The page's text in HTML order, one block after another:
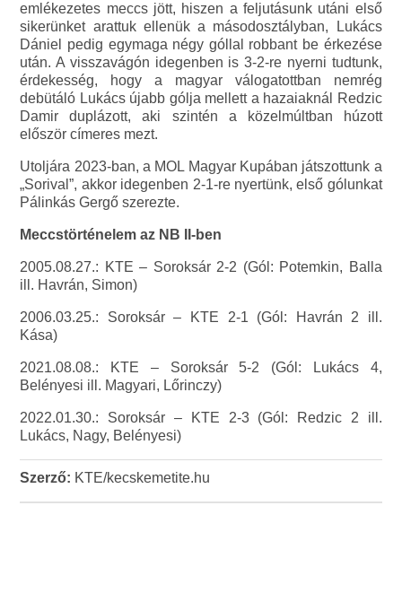
emlékezetes meccs jött, hiszen a feljutásunk utáni első
sikerünket arattuk ellenük a másodosztályban, Lukács
Dániel pedig egymaga négy góllal robbant be érkezése
után. A visszavágón idegenben is 3-2-re nyerni tudtunk,
érdekesség, hogy a magyar válogatottban nemrég
debütáló Lukács újabb gólja mellett a hazaiaknál Redzic
Damir duplázott, aki szintén a közelmúltban húzott
először címeres mezt.
Utoljára 2023-ban, a MOL Magyar Kupában játszottunk a
„Sorival”, akkor idegenben 2-1-re nyertünk, első gólunkat
Pálinkás Gergő szerezte.
Meccstörténelem az NB II-ben
2005.08.27.: KTE – Soroksár 2-2 (Gól: Potemkin, Balla
ill. Havrán, Simon)
2006.03.25.: Soroksár – KTE 2-1 (Gól: Havrán 2 ill.
Kása)
2021.08.08.: KTE – Soroksár 5-2 (Gól: Lukács 4,
Belényesi ill. Magyari, Lőrinczy)
2022.01.30.: Soroksár – KTE 2-3 (Gól: Redzic 2 ill.
Lukács, Nagy, Belényesi)
Szerző: KTE/kecskemetite.hu